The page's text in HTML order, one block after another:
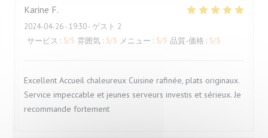
Karine F
2024-04-26- 19:30 - ゲスト 2
サービス : 5/5 雰囲気 : 5/5 メニュー : 5/5 品質-価格 : 5/5
Excellent Accueil chaleureux Cuisine rafinée, plats originaux.
Service impeccable et jeunes serveurs investis et sérieux. Je
recommande fortement